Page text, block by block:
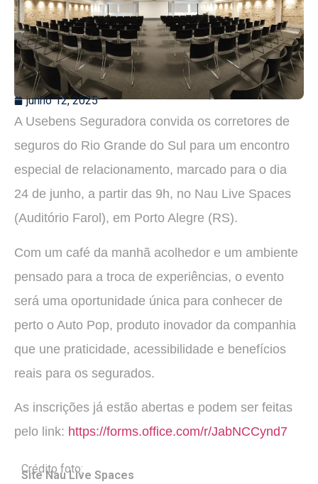
junho 12, 2025
A Usebens Seguradora convida os corretores de
seguros do Rio Grande do Sul para um encontro
especial de relacionamento, marcado para o dia
24 de junho, a partir das 9h, no Nau Live Spaces
(Auditório Farol), em Porto Alegre (RS).
Com um café da manhã acolhedor e um ambiente
pensado para a troca de experiências, o evento
será uma oportunidade única para conhecer de
perto o Auto Pop, produto inovador da companhia
que une praticidade, acessibilidade e benefícios
reais para os segurados.
As inscrições já estão abertas e podem ser feitas
pelo link: https://forms.office.com/r/JabNCCynd7
Crédito foto:
Site Nau Live Spaces